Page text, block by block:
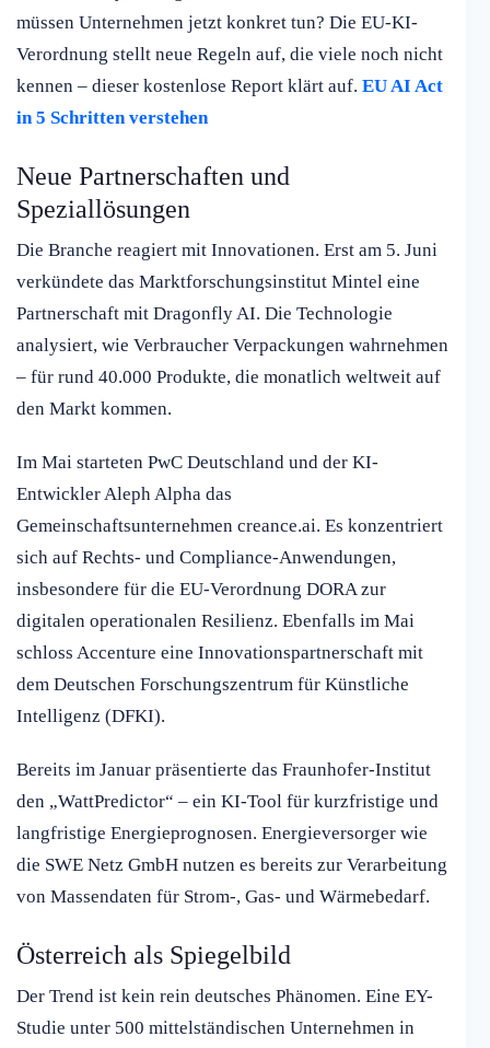
müssen Unternehmen jetzt konkret tun? Die EU-KI-
Verordnung stellt neue Regeln auf, die viele noch nicht
kennen – dieser kostenlose Report klärt auf. EU AI Act
in 5 Schritten verstehen
Neue Partnerschaften und
Speziallösungen
Die Branche reagiert mit Innovationen. Erst am 5. Juni
verkündete das Marktforschungsinstitut Mintel eine
Partnerschaft mit Dragonfly AI. Die Technologie
analysiert, wie Verbraucher Verpackungen wahrnehmen
– für rund 40.000 Produkte, die monatlich weltweit auf
den Markt kommen.
Im Mai starteten PwC Deutschland und der KI-
Entwickler Aleph Alpha das
Gemeinschaftsunternehmen creance.ai. Es konzentriert
sich auf Rechts- und Compliance-Anwendungen,
insbesondere für die EU-Verordnung DORA zur
digitalen operationalen Resilienz. Ebenfalls im Mai
schloss Accenture eine Innovationspartnerschaft mit
dem Deutschen Forschungszentrum für Künstliche
Intelligenz (DFKI).
Bereits im Januar präsentierte das Fraunhofer-Institut
den „WattPredictor“ – ein KI-Tool für kurzfristige und
langfristige Energieprognosen. Energieversorger wie
die SWE Netz GmbH nutzen es bereits zur Verarbeitung
von Massendaten für Strom-, Gas- und Wärmebedarf.
Österreich als Spiegelbild
Der Trend ist kein rein deutsches Phänomen. Eine EY-
Studie unter 500 mittelständischen Unternehmen in